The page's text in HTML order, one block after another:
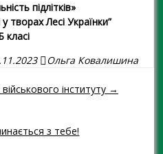
підлітків»
творах Лесі Українки”
Ольга Ковалишина
інституту →
з тебе!